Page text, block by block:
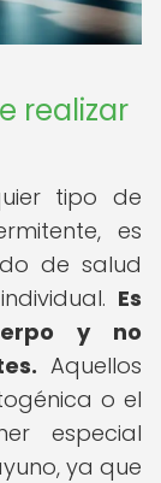
realizar
tipo de
es
de salud
Es
y no
Aquellos
o el
especial
ya que